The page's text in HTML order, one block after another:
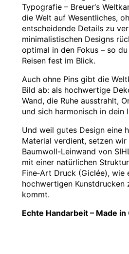
Typografie – Breuer‘s
die Welt auf Wesentliches,
entscheidende Details zu
minimalistischen Designs
optimal in den Fokus – so
Reisen fest im Blick.
Auch ohne Pins gibt die
Bild ab: als hochwertige
Wand, die Ruhe ausstrahlt,
und sich harmonisch in dein
Und weil gutes Design eine
Material verdient, setzen wir
Baumwoll-Leinwand von
mit einer natürlichen
Fine‑Art Druck (Giclée), wie
hochwertigen Kunstdrucken
kommt.
Echte Handarbeit – Made in